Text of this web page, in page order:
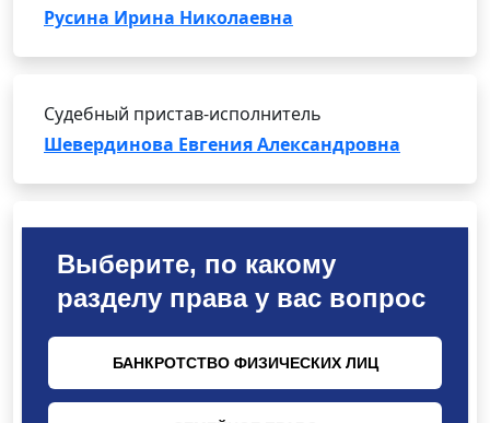
Русина Ирина Николаевна
Судебный пристав-исполнитель
Шевердинова Евгения Александровна